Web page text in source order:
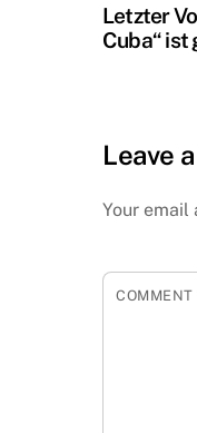
Letzter
Cuba“ ist
Leave
Your email
COMMENT